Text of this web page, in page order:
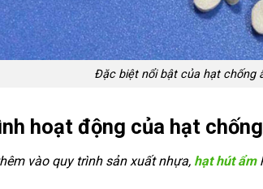
Đặc biệt nổi bật của hạt chống
hoạt động của hạt
vào quy trình sản xuất nhựa, hạt hút ẩm